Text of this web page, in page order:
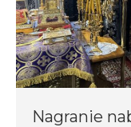
Nagranie